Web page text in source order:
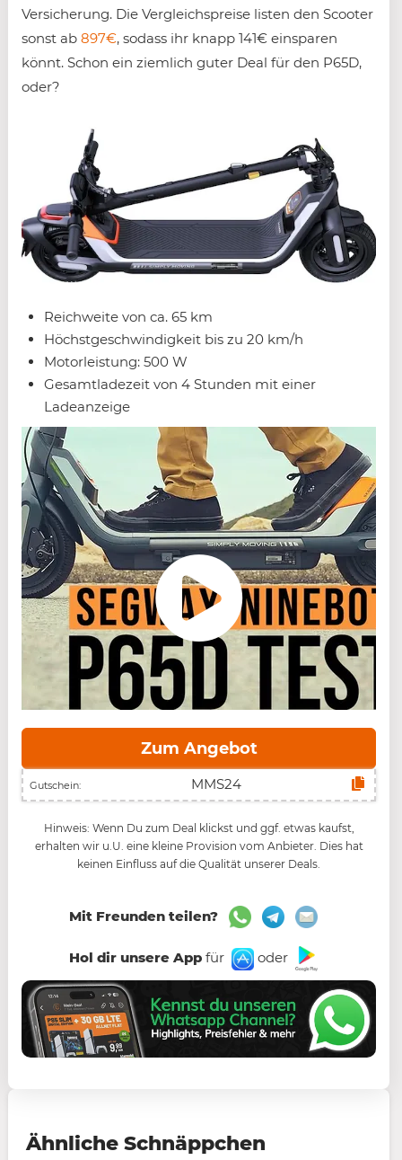
Versicherung. Die Vergleichspreise listen den Scooter
sonst ab 897€, sodass ihr knapp 141€ einsparen
könnt. Schon ein ziemlich guter Deal für den P65D,
oder?
Reichweite von ca. 65 km
Höchstgeschwindigkeit bis zu 20 km/h
Motorleistung: 500 W
Gesamtladezeit von 4 Stunden mit einer
Ladeanzeige
Zum Angebot
Gutschein:
Hinweis: Wenn Du zum Deal klickst und ggf. etwas kaufst,
erhalten wir u.U. eine kleine Provision vom Anbieter. Dies hat
keinen Einfluss auf die Qualität unserer Deals.
Mit Freunden teilen?
Hol dir unsere Appfür oder
Ähnliche Schnäppchen